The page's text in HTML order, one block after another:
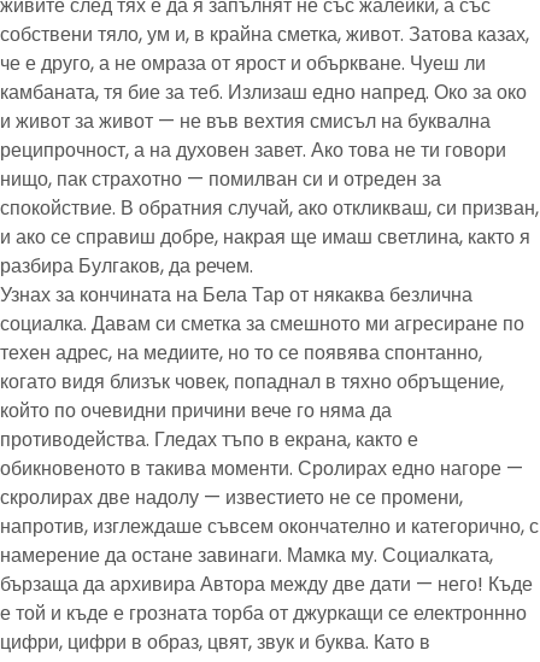
собствени тяло, ум и, в крайна сметка, живот. Затова казах,
че е друго, а не омраза от ярост и объркване. Чуеш ли
камбаната, тя бие за теб. Излизаш едно напред. Око за око
и живот за живот — не във вехтия смисъл на буквална
реципрочност, а на духовен завет. Ако това не ти говори
нищо, пак страхотно — помилван си и отреден за
спокойствие. В обратния случай, ако откликваш, си призван,
и ако се справиш добре, накрая ще имаш светлина, както я
разбира Булгаков, да речем.
Узнах за кончината на Бела Тар от някаква безлична
социалка. Давам си сметка за смешното ми агресиране по
техен адрес, на медиите, но то се появява спонтанно,
когато видя близък човек, попаднал в тяхно обръщение,
който по очевидни причини вече го няма да
противодейства. Гледах тъпо в екрана, както е
обикновеното в такива моменти. Сролирах едно нагоре —
скролирах две надолу — известието не се промени,
напротив, изглеждаше съвсем окончателно и категорично, с
намерение да остане завинаги. Мамка му. Социалката,
бързаща да архивира Автора между две дати — него! Къде
е той и къде е грозната торба от джуркащи се електроннно
цифри, цифри в образ, цвят, звук и буква. Като в